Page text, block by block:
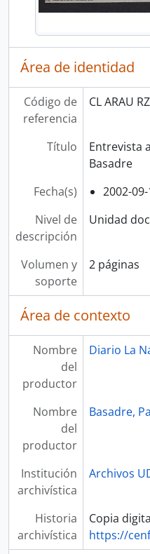
Área de identidad
Código de
referencia
CL ARAU
Título
Entrevista
Basadre
Fecha(s)
2002-
Nivel de
descripción
Unidad
Volumen y
soporte
2 páginas
Área de contexto
Nombre
del
productor
Diario La
Nombre
del
productor
Basadre,
Institución
archivística
Archivos
Historia
archivística
Copia
https://